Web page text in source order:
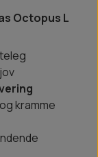
Octopus L
kramme